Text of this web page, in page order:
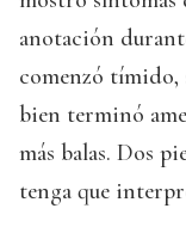
anotación
comenzó tímido,
bien terminó
más balas. Dos
tenga que